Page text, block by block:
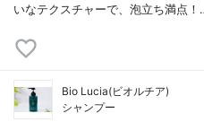
いなテクスチャーで、泡立ち満点！
Bio Lucia(ビオルチア)
シャンプー